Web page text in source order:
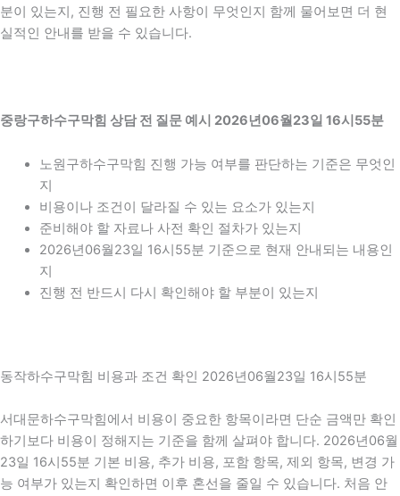
분이 있는지, 진행 전 필요한 사항이 무엇인지 함께 물어보면 더 현
실적인 안내를 받을 수 있습니다.
중랑구하수구막힘 상담 전 질문 예시 2026년06월23일 16시55분
노원구하수구막힘 진행 가능 여부를 판단하는 기준은 무엇인
지
비용이나 조건이 달라질 수 있는 요소가 있는지
준비해야 할 자료나 사전 확인 절차가 있는지
2026년06월23일 16시55분 기준으로 현재 안내되는 내용인
지
진행 전 반드시 다시 확인해야 할 부분이 있는지
동작하수구막힘 비용과 조건 확인 2026년06월23일 16시55분
서대문하수구막힘에서 비용이 중요한 항목이라면 단순 금액만 확인
하기보다 비용이 정해지는 기준을 함께 살펴야 합니다. 2026년06월
23일 16시55분 기본 비용, 추가 비용, 포함 항목, 제외 항목, 변경 가
능 여부가 있는지 확인하면 이후 혼선을 줄일 수 있습니다. 처음 안